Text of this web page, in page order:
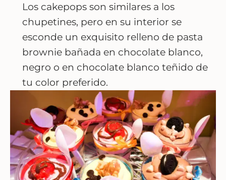
Los cakepops son similares a los
chupetines, pero en su interior se
esconde un exquisito relleno de pasta
brownie bañada en chocolate blanco,
negro o en chocolate blanco teñido de
tu color preferido.